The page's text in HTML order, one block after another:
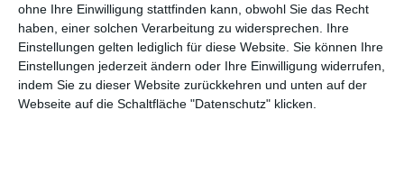
ohne Ihre Einwilligung stattfinden kann, obwohl Sie das Recht
haben, einer solchen Verarbeitung zu widersprechen. Ihre
Einstellungen gelten lediglich für diese Website. Sie können Ihre
Einstellungen jederzeit ändern oder Ihre Einwilligung widerrufen,
indem Sie zu dieser Website zurückkehren und unten auf der
Webseite auf die Schaltfläche "Datenschutz" klicken.
Weißes und gelbes
Gestaltung eines